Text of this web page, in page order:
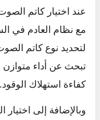
اختيار كاتم الصوت
نوع السيارة
كنت تبحث عن قيادة
الصوت الزجاجي قد
النوع بقدرته على
مثاليًا للسيارات